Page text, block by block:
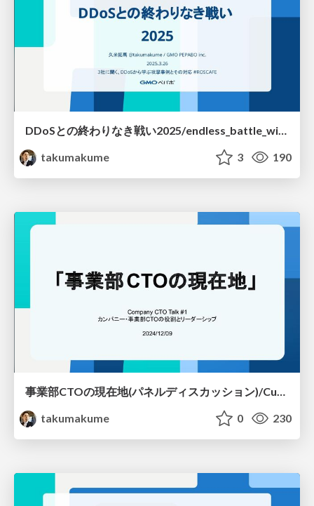
DDoSとの終わりなき戦い2025/endless_battle_with_ddos_attack_2025
takumakume
3 190
事業部CTOの現在地(パネルディスカッション)/Current-location-of-Division-CTO
takumakume
0 230